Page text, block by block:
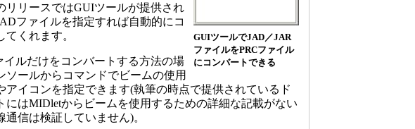
GUIツールでJAD／JAR
ファイルをPRCファイル
にコンバートできる
リリースではGUIツールが提供され
ファイルを指定すれば自動的にコ
てくれます。
ルだけをコンバートする方法の場
ソールからコマンドでビームの使用
アイコンを指定できます(執筆の時点で提供されているド
にはMIDletからビームを使用するための詳細な記載がない
通信は検証していません)。